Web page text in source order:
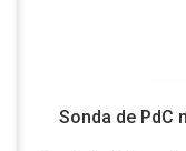
Sonda de PdC